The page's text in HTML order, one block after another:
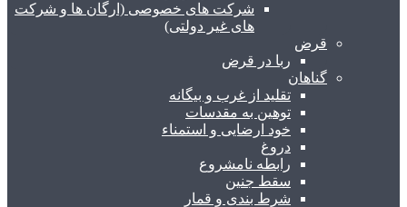
شرکت های خصوصی (ارگان ها و شرکت
های غیر دولتی)
قرض
ربا در قرض
گناهان
تقلید از غرب و بیگانه
توهین به مقدسات
خود ارضایی و استمناء
دروغ
رابطه نامشروع
سقط جنین
شرط بندی و قمار